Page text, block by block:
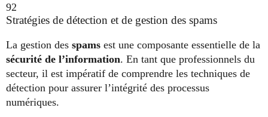
92
Stratégies de détection et de gestion des spams
La gestion des spams est une composante essentielle de la
sécurité de l’information. En tant que professionnels du
secteur, il est impératif de comprendre les techniques de
détection pour assurer l’intégrité des processus
numériques.